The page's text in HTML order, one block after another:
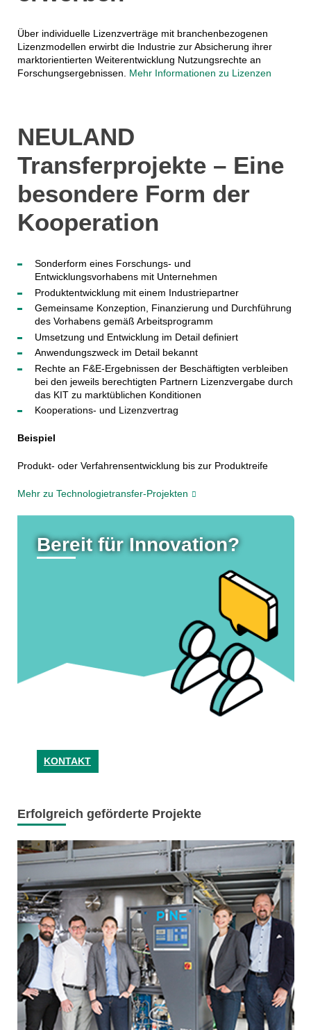
Über individuelle Lizenzverträge mit branchenbezogenen
Lizenzmodellen erwirbt die Industrie zur Absicherung ihrer
marktorientierten Weiterentwicklung Nutzungsrechte an
Forschungsergebnissen. Mehr Informationen zu Lizenzen
NEULAND
Transferprojekte – Eine
besondere Form der
Kooperation
Sonderform eines Forschungs- und
Entwicklungsvorhabens mit Unternehmen
Produktentwicklung mit einem Industriepartner
Gemeinsame Konzeption, Finanzierung und Durchführung
des Vorhabens gemäß Arbeitsprogramm
Umsetzung und Entwicklung im Detail definiert
Anwendungszweck im Detail bekannt
Rechte an F&E-Ergebnissen der Beschäftigten verbleiben
bei den jeweils berechtigten Partnern Lizenzvergabe durch
das KIT zu marktüblichen Konditionen
Kooperations- und Lizenzvertrag
Beispiel
Produkt- oder Verfahrensentwicklung bis zur Produktreife
Mehr zu Technologietransfer-Projekten
Bereit für Innovation?
KONTAKT
Erfolgreich geförderte Projekte